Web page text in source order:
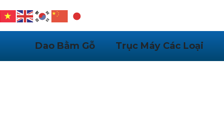
Dao Bằm Gỗ Trục Máy Các Loại